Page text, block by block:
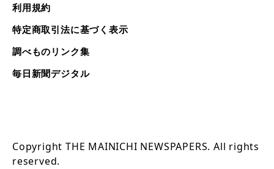
利用規約
特定商取引法に基づく表示
調べものリンク集
毎日新聞デジタル
Copyright THE MAINICHI NEWSPAPERS. All rights
reserved.